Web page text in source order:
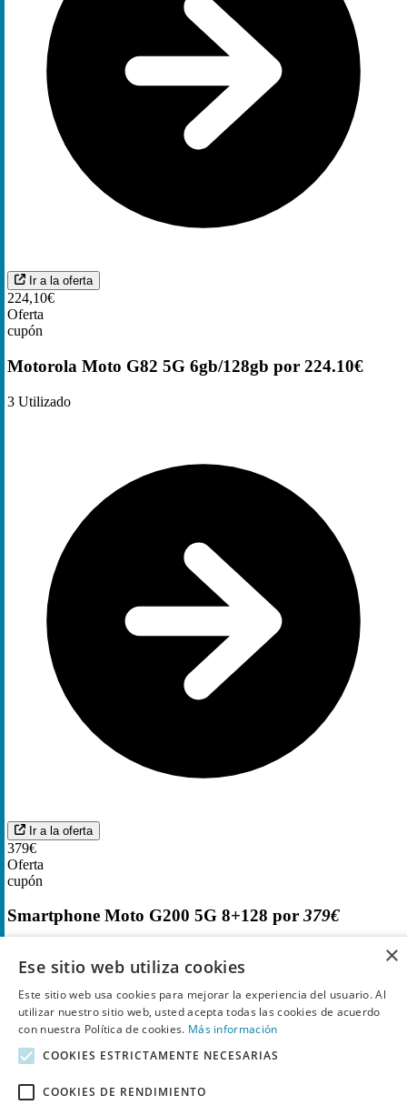
Ir a la oferta
224,10€
Oferta
cupón
Motorola Moto G82 5G 6gb/128gb por 224.10€
3 Utilizado
Ir a la oferta
379€
Oferta
cupón
Smartphone Moto G200 5G 8+128 por 379€
×
Ese sitio web utiliza cookies
Este sitio web usa cookies para mejorar la experiencia del usuario. Al
utilizar nuestro sitio web, usted acepta todas las cookies de acuerdo
con nuestra Política de cookies. Más información
COOKIES ESTRICTAMENTE NECESARIAS
COOKIES DE RENDIMIENTO